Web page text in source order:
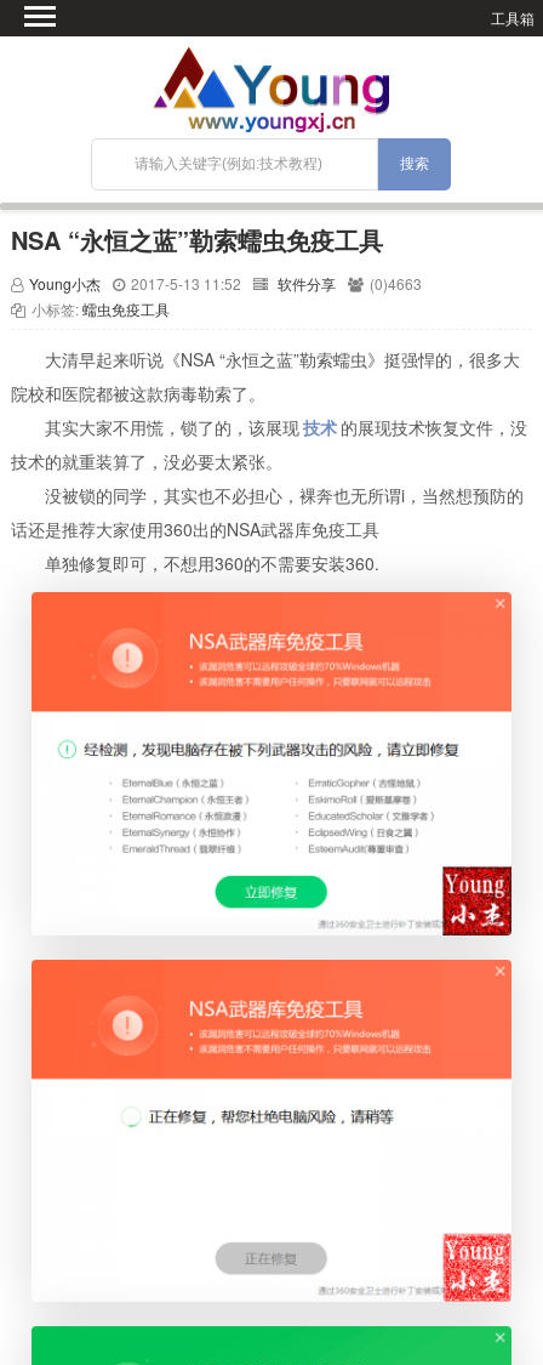
工具箱
网站搭建
关于Blog
宝塔面板
NSA “永恒之蓝”勒索蠕虫免疫工具
Young小杰 2017-5-13 11:52 软件分享
(0)4663
小标签:蠕虫免疫工具
大清早起来听说《NSA “永恒之蓝”勒索蠕虫》挺强悍的，很多大
院校和医院都被这款病毒勒索了。
其实大家不用慌，锁了的，该展现技术 的展现技术恢复文件，没
技术的就重装算了，没必要太紧张。
没被锁的同学，其实也不必担心，裸奔也无所谓i，当然想预防的
话还是推荐大家使用360出的NSA武器库免疫工具
单独修复即可，不想用360的不需要安装360.